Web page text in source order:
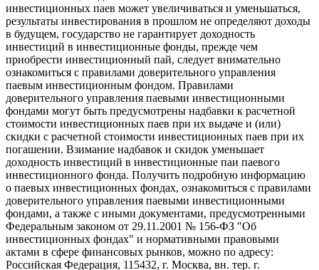
инвестиционных паев может увеличиваться и уменьшаться,
результаты инвестирования в прошлом не определяют доходы
в будущем, государство не гарантирует доходность
инвестиций в инвестиционные фонды, прежде чем
приобрести инвестиционный пай, следует внимательно
ознакомиться с правилами доверительного управления
паевым инвестиционным фондом. Правилами
доверительного управления паевыми инвестиционными
фондами могут быть предусмотрены надбавки к расчетной
стоимости инвестиционных паев при их выдаче и (или)
скидки с расчетной стоимости инвестиционных паев при их
погашении. Взимание надбавок и скидок уменьшает
доходность инвестиций в инвестиционные паи паевого
инвестиционного фонда. Получить подробную информацию
о паевых инвестиционных фондах, ознакомиться с правилами
доверительного управления паевыми инвестиционными
фондами, а также с иными документами, предусмотренными
Федеральным законом от 29.11.2001 № 156-ФЗ "Об
инвестиционных фондах" и нормативными правовыми
актами в сфере финансовых рынков, можно по адресу:
Российская Федерация, 115432, г. Москва, вн. тер. г.